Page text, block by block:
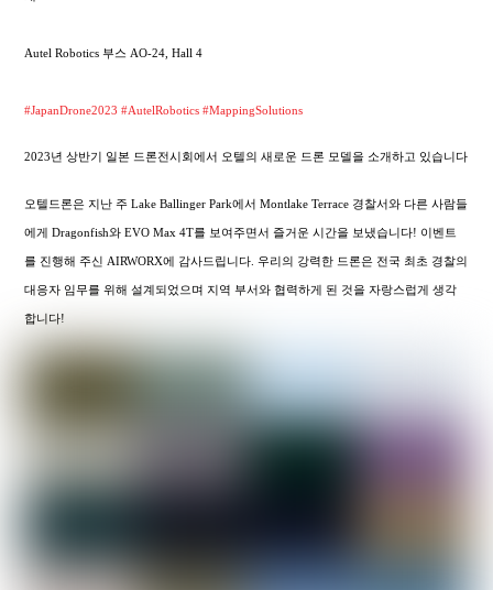
Autel Robotics 부스 AO-24, Hall 4
#JapanDrone2023#AutelRobotics#MappingSolutions
2023년 상반기 일본 드론전시회에서 오텔의 새로운 드론 모델을 소개하고 있습니다
오텔드론은 지난 주 Lake Ballinger Park에서 Montlake Terrace 경찰서와 다른 사람들
에게 Dragonfish와 EVO Max 4T를 보여주면서 즐거운 시간을 보냈습니다! 이벤트
를 진행해 주신 AIRWORX에 감사드립니다. 우리의 강력한 드론은 전국 최초 경찰의
대응자 임무를 위해 설계되었으며 지역 부서와 협력하게 된 것을 자랑스럽게 생각
합니다!